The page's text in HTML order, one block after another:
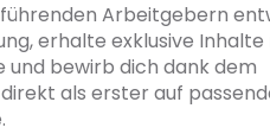
Arbeitgebern
erhalte exklusive Inhalte
und bewirb dich dank dem
als erster auf